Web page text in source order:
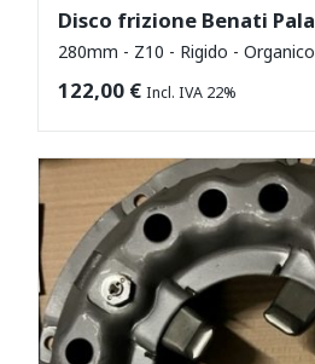
Disco frizione Benati Pala
280mm - Z10 - Rigido - Organico
122,00 € Incl. IVA 22%